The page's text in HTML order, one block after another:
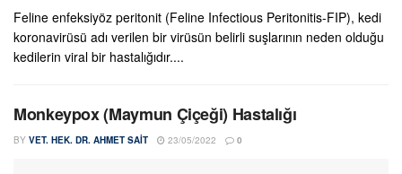
Feline enfeksiyöz peritonit (Feline Infectious Peritonitis-FIP), kedi
koronavirüsü adı verilen bir virüsün belirli suşlarının neden olduğu
kedilerin viral bir hastalığıdır....
Monkeypox (Maymun Çiçeği) Hastalığı
BY VET. HEK. DR. AHMET SAIT 23/05/2022 0